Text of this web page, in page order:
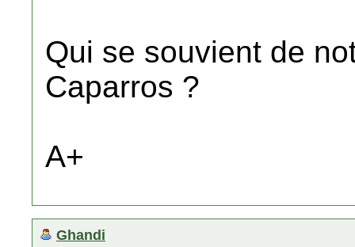
Qui se souvient de
Caparros ?
A+
Ghandi